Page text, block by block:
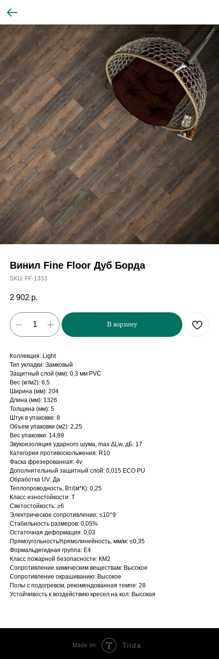
Винил Fine Floor Дуб Борда
SKU: FF-1333
2 902 р.
В корзину
Коллекция: Light
Тип укладки: Замковый
Защитный слой (мм): 0,3 мм PVC
Вес (кг/м2): 6,5
Ширина (мм): 204
Длина (мм): 1326
Толщина (мм): 5
Штук в упаковке: 8
Объем упаковки (м2): 2,25
Вес упаковки: 14,89
Звукоизоляция ударного шума, max ΔLw, дБ: 17
Категория противоскольжения: R10
Фаска фрезерованная: 4v
Дополнительный защитный слой: 0,015 ECO PU
Обработка UV: Да
Теплопроводность, Вт/(м*К): 0,25
Класс изностойкости: Т
Светостойкость: ≥6
Электрическое сопротивление: ≤10^9
Стабильность размеров: 0,05%
Остаточная деформация: 0,03
Прямоугольность/прямолинейность, мм/м: ≤0,35
Формальдегидная группа: Е4
Класс пожарной безопасности: КМ2
Сопротивление химическим веществам: Высокое
Сопротивление окрашиванию: Высокое
Полы с подогревом, рекомендованная темпе: 28
Устойчивость к воздействию кресел на кол: Высокая
Made on Tilda